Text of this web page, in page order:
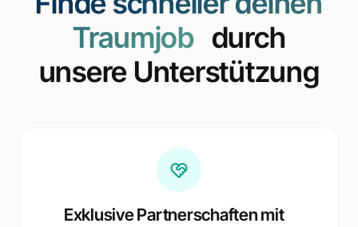
Traumjobdurch
unsere Unterstützung
Exklusive Partnerschaften mit